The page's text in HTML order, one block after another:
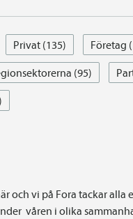
Privat (135)
Företag
(95)
och vi på Fora tackar alla
våren i olika